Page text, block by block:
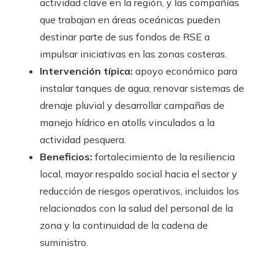
actividad clave en la región, y las compañías
que trabajan en áreas oceánicas pueden
destinar parte de sus fondos de RSE a
impulsar iniciativas en las zonas costeras.
Intervención típica: apoyo económico para
instalar tanques de agua, renovar sistemas de
drenaje pluvial y desarrollar campañas de
manejo hídrico en atolls vinculados a la
actividad pesquera.
Beneficios: fortalecimiento de la resiliencia
local, mayor respaldo social hacia el sector y
reducción de riesgos operativos, incluidos los
relacionados con la salud del personal de la
zona y la continuidad de la cadena de
suministro.